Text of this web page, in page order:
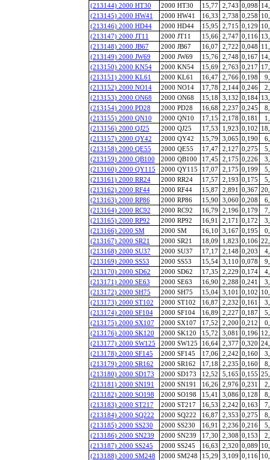
(213144) 2000 HT30
2000 HT30 15,77 2,743 0,098
(213145) 2000 HW41
2000 HW41 16,33 2,738 0,258
(213146) 2000 HD44
2000 HD44 15,95 2,715 0,129
(213147) 2000 JT11
2000 JT11 15,66 2,747 0,116
(213148) 2000 JB67
2000 JB67 16,07 2,722 0,048
(213149) 2000 JW69
2000 JW69 15,76 2,748 0,167
(213150) 2000 KN54
2000 KN54 15,69 2,763 0,217
(213151) 2000 KL61
2000 KL61 16,47 2,766 0,198
(213152) 2000 NO14
2000 NO14 17,78 2,144 0,246
(213153) 2000 ON68
2000 ON68 15,18 3,132 0,184
(213154) 2000 PD28
2000 PD28 16,68 2,237 0,245
(213155) 2000 QN10
2000 QN10 17,15 2,178 0,181
(213156) 2000 QJ25
2000 QJ25 17,53 1,923 0,102
(213157) 2000 QY42
2000 QY42 15,79 3,065 0,190
(213158) 2000 QE55
2000 QE55 17,47 2,127 0,275
(213159) 2000 QB100
2000 QB100 17,45 2,175 0,226
(213160) 2000 QY115
2000 QY115 17,07 2,175 0,199
(213161) 2000 RR24
2000 RR24 17,57 2,193 0,175
(213162) 2000 RF44
2000 RF44 15,87 2,891 0,367
(213163) 2000 RP86
2000 RP86 15,90 3,060 0,208
(213164) 2000 RC92
2000 RC92 16,79 2,196 0,179
(213165) 2000 RP92
2000 RP92 16,91 2,171 0,172
(213166) 2000 SM
2000 SM 16,10 3,167 0,195
(213167) 2000 SR21
2000 SR21 18,09 1,823 0,106
(213168) 2000 SU37
2000 SU37 17,17 2,148 0,203
(213169) 2000 SS53
2000 SS53 15,54 3,110 0,078
(213170) 2000 SD62
2000 SD62 17,35 2,229 0,174
(213171) 2000 SE63
2000 SE63 16,90 2,288 0,241
(213172) 2000 SH75
2000 SH75 15,04 3,101 0,102
(213173) 2000 ST102
2000 ST102 16,87 2,232 0,161
(213174) 2000 SF104
2000 SF104 16,89 2,227 0,187
(213175) 2000 SX107
2000 SX107 17,52 2,200 0,212
(213176) 2000 SK120
2000 SK120 15,72 3,081 0,196
(213177) 2000 SW125
2000 SW125 16,64 2,377 0,320
(213178) 2000 SF145
2000 SF145 17,06 2,242 0,160
(213179) 2000 SR162
2000 SR162 17,18 2,235 0,160
(213180) 2000 SD173
2000 SD173 12,52 5,165 0,155
(213181) 2000 SN191
2000 SN191 16,26 2,976 0,231
(213182) 2000 SO198
2000 SO198 15,41 3,086 0,128
(213183) 2000 ST217
2000 ST217 16,53 2,242 0,163
(213184) 2000 SQ222
2000 SQ222 16,87 2,353 0,275
(213185) 2000 SS230
2000 SS230 16,91 2,236 0,216
(213186) 2000 SN239
2000 SN239 17,30 2,308 0,153
(213187) 2000 SS245
2000 SS245 16,63 2,320 0,089
(213188) 2000 SM248
2000 SM248 15,29 3,109 0,116